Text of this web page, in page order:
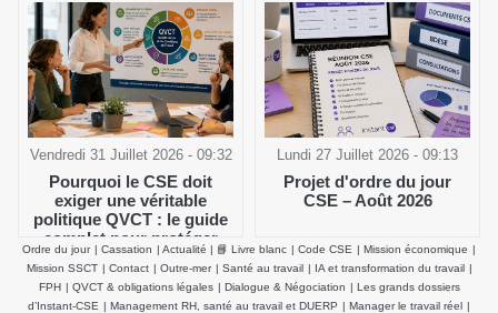
Vendredi 31 Juillet 2026 - 09:32
Pourquoi le CSE doit
exiger une véritable
politique QVCT : le guide
complet pour protéger
durablement la santé
physique et mentale des
salariés
Lundi 27 Juillet 2026 - 09:13
Projet d'ordre du jour
CSE – Août 2026
Ordre du jour | Cassation | Actualité | 📘 Livre blanc | Code CSE | Mission économique |
Mission SSCT | Contact | Outre-mer | Santé au travail | IA et transformation du travail |
FPH | QVCT & obligations légales | Dialogue & Négociation | Les grands dossiers
d’Instant-CSE | Management RH, santé au travail et DUERP | Manager le travail réel |